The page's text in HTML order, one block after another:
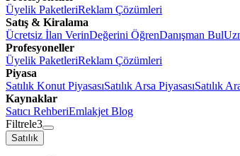
Üyelik PaketleriReklam Çözümleri
Satış & Kiralama
Ücretsiz İlan VerinDeğerini ÖğrenDanışman Bul
Profesyoneller
Üyelik PaketleriReklam Çözümleri
Piyasa
Satılık Konut PiyasasıSatılık Arsa PiyasasıSatılık
Kaynaklar
Satıcı RehberiEmlakjet Blog
Filtrele3
Satılık